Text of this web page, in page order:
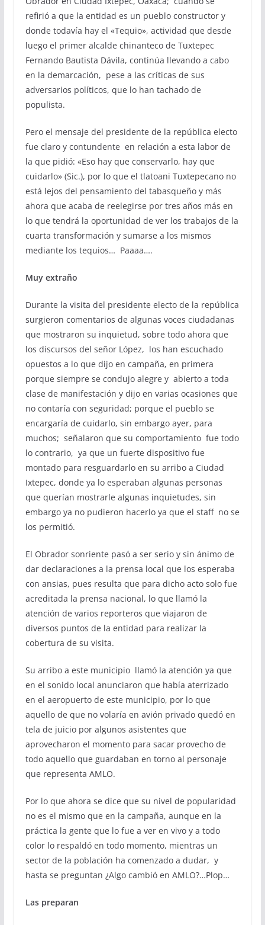
refirió a que la entidad es un pueblo constructor y
donde todavía hay el «Tequio», actividad que desde
luego el primer alcalde chinanteco de Tuxtepec
Fernando Bautista Dávila, continúa llevando a cabo
en la demarcación, pese a las críticas de sus
adversarios políticos, que lo han tachado de
populista.
Pero el mensaje del presidente de la república electo
fue claro y contundente en relación a esta labor de
la que pidió: «Eso hay que conservarlo, hay que
cuidarlo» (Sic.), por lo que el tlatoani Tuxtepecano no
está lejos del pensamiento del tabasqueño y más
ahora que acaba de reelegirse por tres años más en
lo que tendrá la oportunidad de ver los trabajos de la
cuarta transformación y sumarse a los mismos
mediante los tequios… Paaaa….
Muy extraño
Durante la visita del presidente electo de la república
surgieron comentarios de algunas voces ciudadanas
que mostraron su inquietud, sobre todo ahora que
los discursos del señor López, los han escuchado
opuestos a lo que dijo en campaña, en primera
porque siempre se condujo alegre y abierto a toda
clase de manifestación y dijo en varias ocasiones que
no contaría con seguridad; porque el pueblo se
encargaría de cuidarlo, sin embargo ayer, para
muchos; señalaron que su comportamiento fue todo
lo contrario, ya que un fuerte dispositivo fue
montado para resguardarlo en su arribo a Ciudad
Ixtepec, donde ya lo esperaban algunas personas
que querían mostrarle algunas inquietudes, sin
embargo ya no pudieron hacerlo ya que el staff no se
los permitió.
El Obrador sonriente pasó a ser serio y sin ánimo de
dar declaraciones a la prensa local que los esperaba
con ansias, pues resulta que para dicho acto solo fue
acreditada la prensa nacional, lo que llamó la
atención de varios reporteros que viajaron de
diversos puntos de la entidad para realizar la
cobertura de su visita.
Su arribo a este municipio llamó la atención ya que
en el sonido local anunciaron que había aterrizado
en el aeropuerto de este municipio, por lo que
aquello de que no volaría en avión privado quedó en
tela de juicio por algunos asistentes que
aprovecharon el momento para sacar provecho de
todo aquello que guardaban en torno al personaje
que representa AMLO.
Por lo que ahora se dice que su nivel de popularidad
no es el mismo que en la campaña, aunque en la
práctica la gente que lo fue a ver en vivo y a todo
color lo respaldó en todo momento, mientras un
sector de la población ha comenzado a dudar, y
hasta se preguntan ¿Algo cambió en AMLO?…Plop…
Las preparan